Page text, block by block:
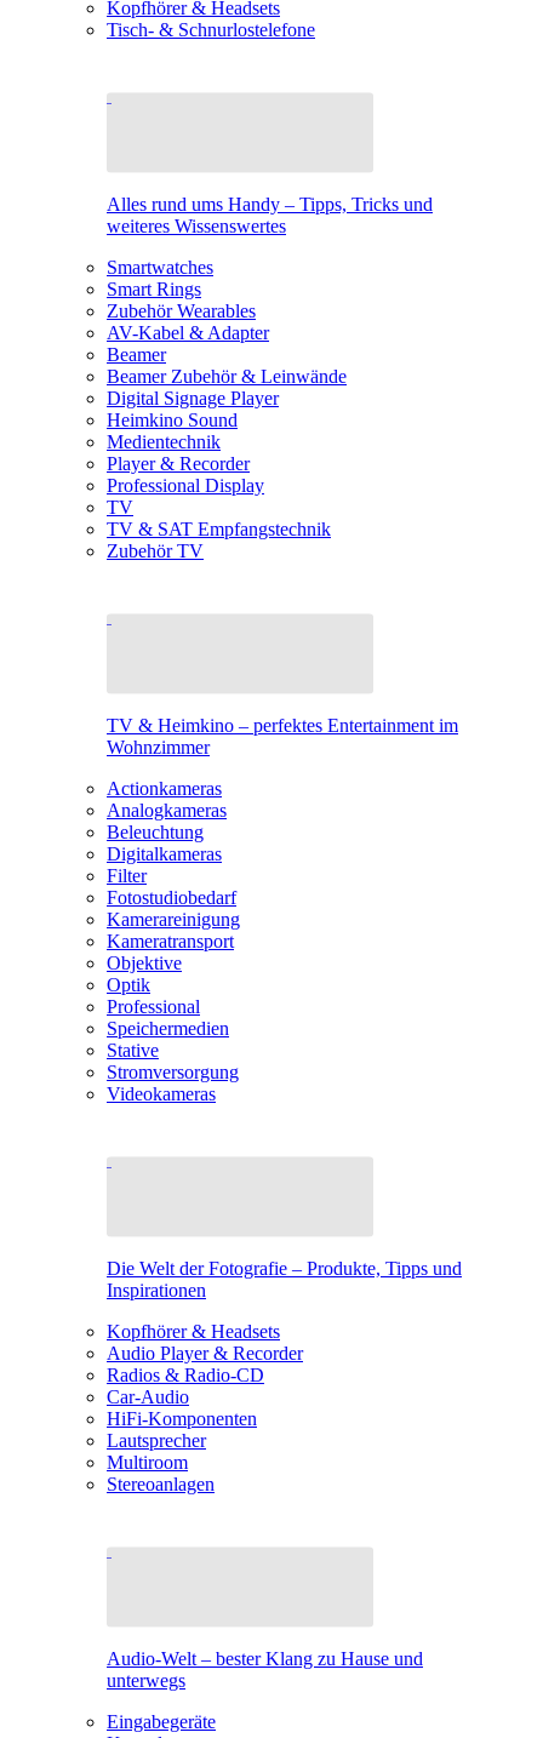
Kopfhörer & Headsets
Tisch- & Schnurlostelefone
Alles rund ums Handy – Tipps, Tricks und
weiteres Wissenswertes
Smartwatches
Smart Rings
Zubehör Wearables
AV-Kabel & Adapter
Beamer
Beamer Zubehör & Leinwände
Digital Signage Player
Heimkino Sound
Medientechnik
Player & Recorder
Professional Display
TV
TV & SAT Empfangstechnik
Zubehör TV
TV & Heimkino – perfektes Entertainment im
Wohnzimmer
Actionkameras
Analogkameras
Beleuchtung
Digitalkameras
Filter
Fotostudiobedarf
Kamerareinigung
Kameratransport
Objektive
Optik
Professional
Speichermedien
Stative
Stromversorgung
Videokameras
Die Welt der Fotografie – Produkte, Tipps und
Inspirationen
Kopfhörer & Headsets
Audio Player & Recorder
Radios & Radio-CD
Car-Audio
HiFi-Komponenten
Lautsprecher
Multiroom
Stereoanlagen
Audio-Welt – bester Klang zu Hause und
unterwegs
Eingabegeräte